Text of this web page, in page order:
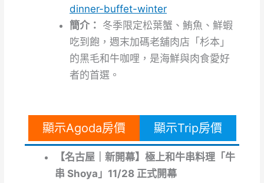
dinner-buffet-winter
簡介： 冬季限定松葉蟹、鮪魚、鮮蝦
吃到飽，週末加碼老舖肉店「杉本」
的黑毛和牛咖哩，是海鮮與肉食愛好
者的首選。
顯示Agoda房價 顯示Trip房價
【名古屋｜新開幕】極上和牛串料理「牛
串 Shoya」11/28 正式開幕